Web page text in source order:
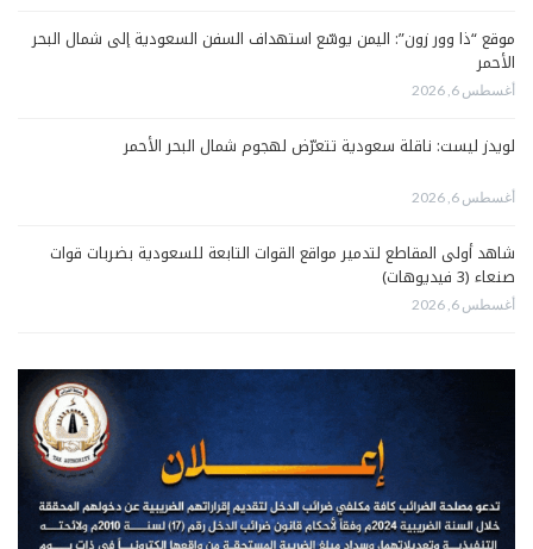
موقع “ذا وور زون”: اليمن يوسّع استهداف السفن السعودية إلى شمال البحر
الأحمر
أغسطس 6, 2026
لويدز ليست: ناقلة سعودية تتعرّض لهجوم شمال البحر الأحمر
أغسطس 6, 2026
شاهد أولى المقاطع لتدمير مواقع القوات التابعة للسعودية بضربات قوات
صنعاء (3 فيديوهات)
أغسطس 6, 2026